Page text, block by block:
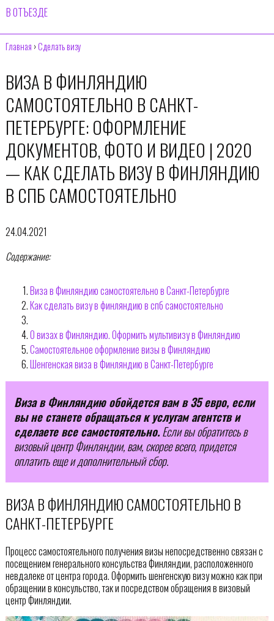
В ОТЪЕЗДЕ
Главная ›Сделать визу
ВИЗА В ФИНЛЯНДИЮ
САМОСТОЯТЕЛЬНО В САНКТ-
ПЕТЕРБУРГЕ: ОФОРМЛЕНИЕ
ДОКУМЕНТОВ, ФОТО И ВИДЕО | 2020
— КАК СДЕЛАТЬ ВИЗУ В ФИНЛЯНДИЮ
В СПБ САМОСТОЯТЕЛЬНО
24.04.2021
Содержание:
Виза в Финляндию самостоятельно в Санкт-Петербурге
Как сделать визу в финляндию в спб самостоятельно
О визах в Финляндию. Оформить мультивизу в Финляндию
Самостоятельное оформление визы в Финляндию
Шенгенская виза в Финляндию в Санкт-Петербурге
Виза в Финляндию обойдется вам в 35 евро, если
вы не станете обращаться к услугам агентств и
сделаете все самостоятельно.Если вы обратитесь в
визовый центр Финляндии, вам, скорее всего, придется
оплатить еще и дополнительный сбор.
ВИЗА В ФИНЛЯНДИЮ САМОСТОЯТЕЛЬНО В
САНКТ-ПЕТЕРБУРГЕ
Процесс самостоятельного получения визы непосредственно связан с
посещением генерального консульства Финляндии, расположенного
невдалеке от центра города. Оформить шенгенскую визу можно как при
обращении в консульство, так и посредством обращения в визовый
центр Финляндии.